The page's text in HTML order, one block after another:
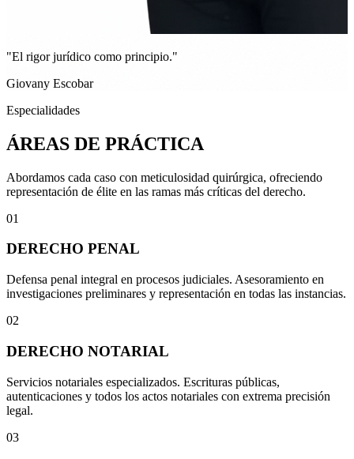
"El rigor jurídico como principio."
Giovany Escobar
Especialidades
ÁREAS DE PRÁCTICA
Abordamos cada caso con meticulosidad quirúrgica, ofreciendo
representación de élite en las ramas más críticas del derecho.
01
DERECHO PENAL
Defensa penal integral en procesos judiciales. Asesoramiento en
investigaciones preliminares y representación en todas las instancias.
02
DERECHO NOTARIAL
Servicios notariales especializados. Escrituras públicas,
autenticaciones y todos los actos notariales con extrema precisión
legal.
03